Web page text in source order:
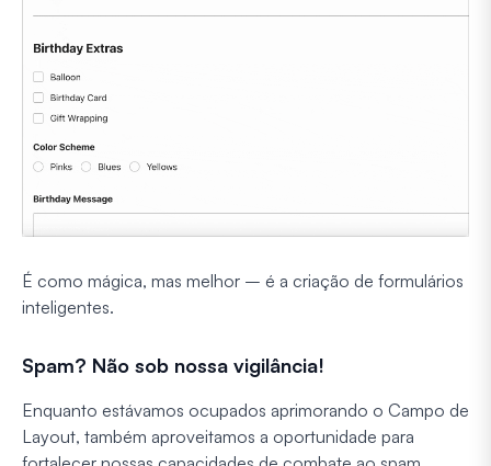
É como mágica, mas melhor – é a criação de formulários
inteligentes.
Spam? Não sob nossa vigilância!
Enquanto estávamos ocupados aprimorando o Campo de
Layout, também aproveitamos a oportunidade para